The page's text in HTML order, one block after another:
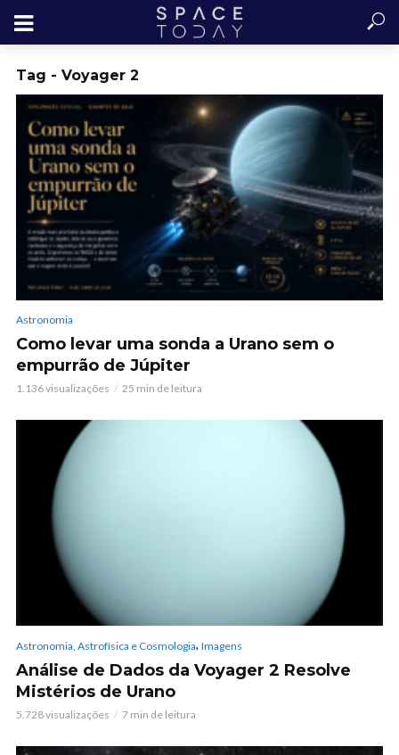
Tag - Voyager 2
Astronomia
Como levar uma sonda a Urano sem o
empurrão de Júpiter
1.136 visualizações 25 min de leitura
Astronomia, Astrofísica e Cosmologia, Imagens
Análise de Dados da Voyager 2 Resolve
Mistérios de Urano
5.728 visualizações 7 min de leitura